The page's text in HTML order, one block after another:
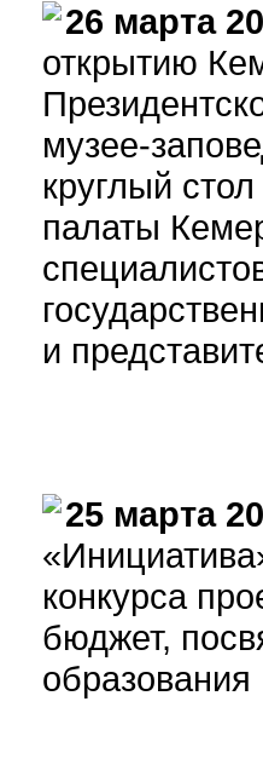
26 марта
открытию
музее-
круглый
палаты
и
25 марта
конкурса
бюджет,